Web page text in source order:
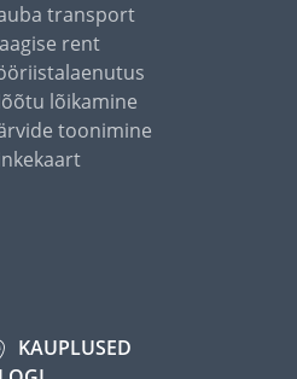
transport
rent
lõikamine
toonimine
KAUPLUSED